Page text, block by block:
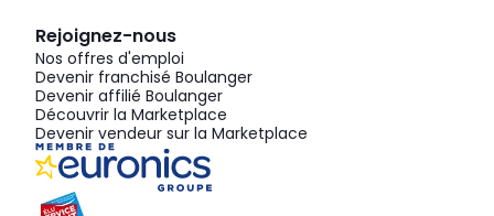
Rejoignez-nous
Nos offres d'emploi
Devenir franchisé Boulanger
Devenir affilié Boulanger
Découvrir la Marketplace
Devenir vendeur sur la Marketplace